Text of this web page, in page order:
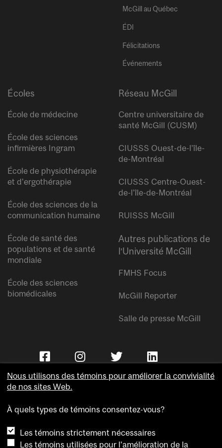
McGill au Québec
ÉDI
Félicitations
Événements
Écoles
École de médecine
École des sciences
infirmières Ingram
École de physiothérapie
et d’ergothérapie
École des sciences de la
communication humaine
École de santé des
populations et de santé
mondiale
École des sciences
biomédicales
Réseau McGill
Centre universitaire de
santé McGill (CUSM)
CIUSSS Ouest-de-l’île-
de-Montréal
CIUSSS Centre-Ouest-
de-l’île-de-Montréal
RUISSS McGill
Autres publications de
l’Université McGill
FMHS Focus
McGill Reporter
Salle de presse McGill
Accessibilité
Nous utilisons des témoins pour améliorer la convivialité
de nos sites Web.
À quels types de témoins consentez-vous?
Les témoins strictement nécessaires
Les témoins utilisées pour l'amélioration de la